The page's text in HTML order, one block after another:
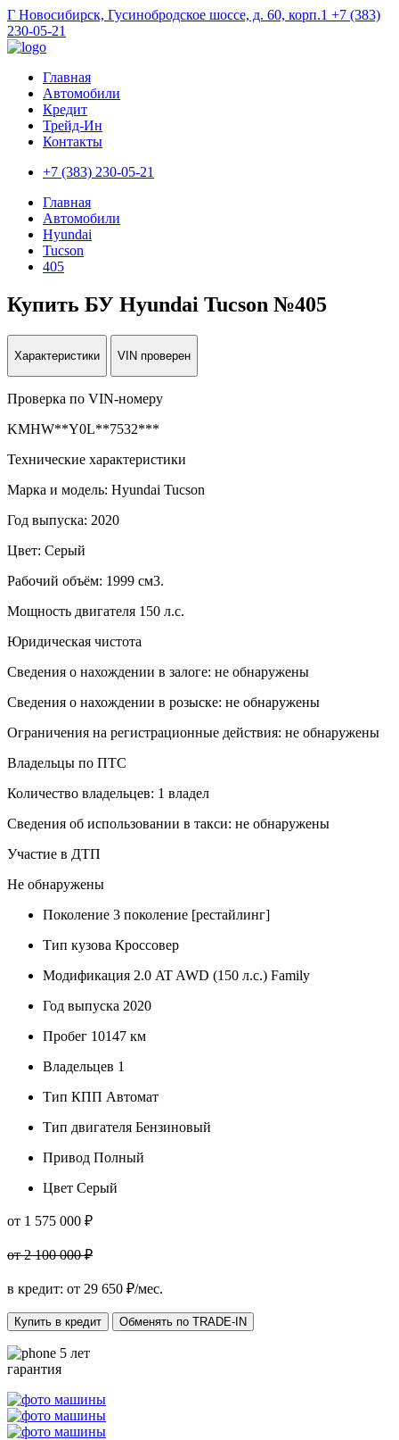
Г Новосибирск, Гусинобродское шоссе, д. 60, корп.1 +7 (383)
230-05-21
Главная
Автомобили
Кредит
Трейд-Ин
Контакты
+7 (383) 230-05-21
Главная
Автомобили
Hyundai
Tucson
405
Купить БУ Hyundai Tucson №405
Характеристики VIN проверен
Проверка по VIN-номеру
KMHW**Y0L**7532***
Технические характеристики
Марка и модель: Hyundai Tucson
Год выпуска: 2020
Цвет: Серый
Рабочий объём: 1999 см3.
Мощность двигателя 150 л.с.
Юридическая чистота
Сведения о нахождении в залоге: не обнаружены
Сведения о нахождении в розыске: не обнаружены
Ограничения на регистрационные действия: не обнаружены
Владельцы по ПТС
Количество владельцев: 1 владел
Сведения об использовании в такси: не обнаружены
Участие в ДТП
Не обнаружены
Поколение 3 поколение [рестайлинг]
Тип кузова Кроссовер
Модификация 2.0 AT AWD (150 л.с.) Family
Год выпуска 2020
Пробег 10147 км
Владельцев 1
Тип КПП Автомат
Тип двигателя Бензиновый
Привод Полный
Цвет Серый
от 1 575 000 ₽
от 2 100 000 ₽
в кредит: от 29 650 ₽/мес.
Купить в кредит Обменять по TRADE-IN
5 лет
гарантия